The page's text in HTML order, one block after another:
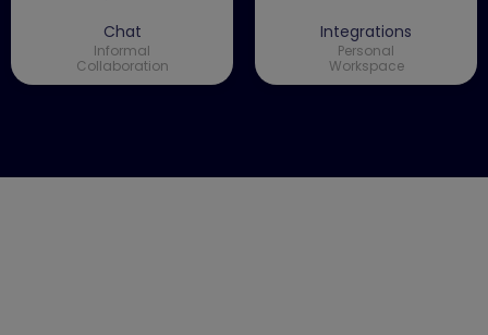
Chat
Informal
Collaboration
Integrations
Personal
Workspace